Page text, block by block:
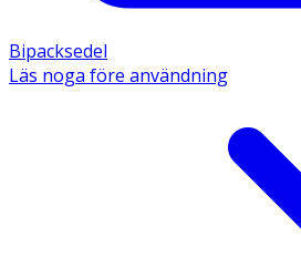
Bipacksedel
Läs noga före användning